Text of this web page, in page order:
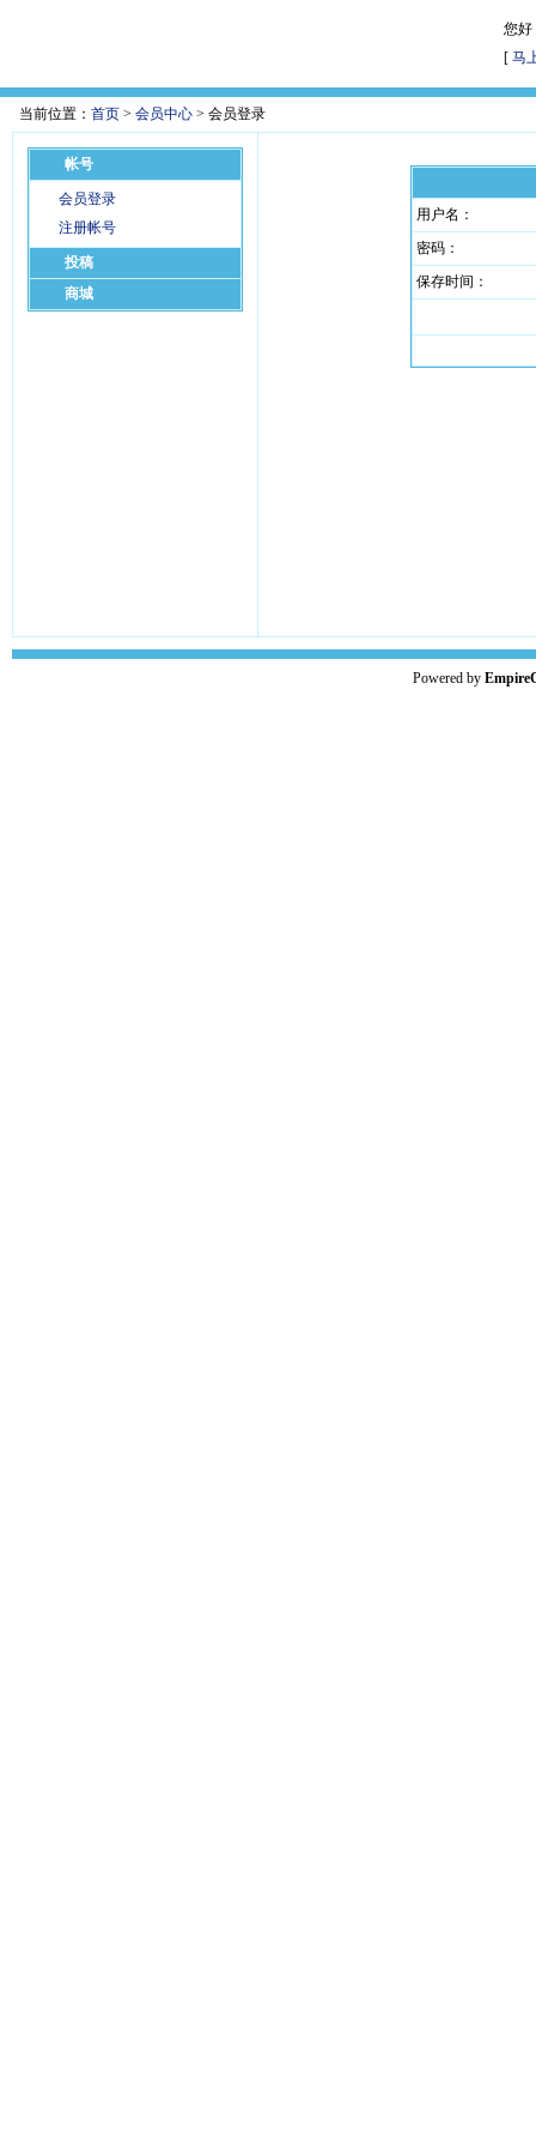
您好
[ 马
当前位置： 首页 > 会员中心 > 会员登录
帐号
会员登录
注册帐号
投稿
商城
用户名：
密码：
保存时间：
Powered by